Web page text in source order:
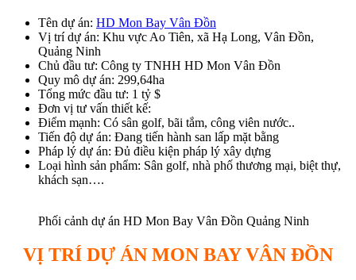
Tên dự án: HD Mon Bay Vân Đồn
Vị trí dự án: Khu vực Ao Tiên, xã Hạ Long, Vân Đồn,
Quảng Ninh
Chủ đầu tư: Công ty TNHH HD Mon Vân Đồn
Quy mô dự án: 299,64ha
Tổng mức đầu tư: 1 tỷ $
Đơn vị tư vấn thiết kế:
Điểm mạnh: Có sân golf, bãi tắm, công viên nước..
Tiến độ dự án: Đang tiến hành san lấp mặt bằng
Pháp lý dự án: Đủ điều kiện pháp lý xây dựng
Loại hình sản phẩm: Sân golf, nhà phố thương mại, biệt thự,
khách sạn….
Phối cảnh dự án HD Mon Bay Vân Đồn Quảng Ninh
VỊ TRÍ DỰ ÁN MON BAY VÂN ĐỒN